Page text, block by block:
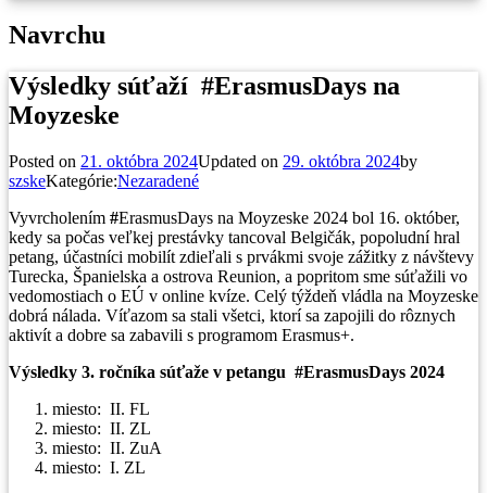
Navrchu
Výsledky súťaží #ErasmusDays na
Moyzeske
Posted on 21. októbra 2024Updated on 29. októbra 2024by
szskeKategórie:Nezaradené
Vyvrcholením #ErasmusDays na Moyzeske 2024 bol 16. október,
kedy sa počas veľkej prestávky tancoval Belgičák, popoludní hral
petang, účastníci mobilít zdieľali s prvákmi svoje zážitky z návštevy
Turecka, Španielska a ostrova Reunion, a popritom sme súťažili vo
vedomostiach o EÚ v online kvíze. Celý týždeň vládla na Moyzeske
dobrá nálada. Víťazom sa stali všetci, ktorí sa zapojili do rôznych
aktivít a dobre sa zabavili s programom Erasmus+.
Výsledky 3. ročníka súťaže v petangu #ErasmusDays 2024
miesto: II. FL
miesto: II. ZL
miesto: II. ZuA
miesto: I. ZL